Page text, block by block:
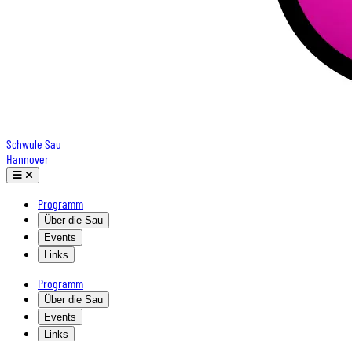
Schwule Sau
Hannover
Programm
Über die Sau
Events
Links
Programm
Über die Sau
Events
Links